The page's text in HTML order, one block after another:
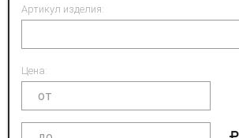
Артикул изделия:
Цена: